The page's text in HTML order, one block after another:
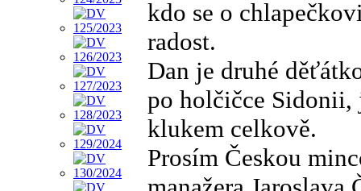
kdo se o
radost.
Dan je druhé
po holčičce Sidonii,
klukem celkově.
Prosím Českou